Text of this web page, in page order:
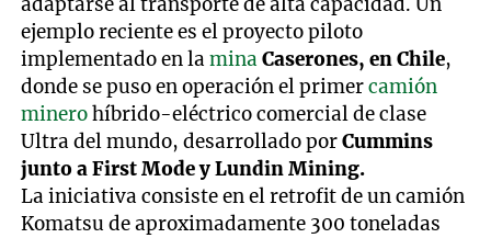
ejemplo reciente es el proyecto piloto
implementado en lamina Caserones, en Chile,
donde se puso en operación el primercamión
minerohíbrido-eléctrico comercial de clase
Ultra del mundo, desarrollado porCummins
junto a First Mode y Lundin Mining.
La iniciativa consiste en el retrofit de un camión
Komatsu de aproximadamente 300 toneladas